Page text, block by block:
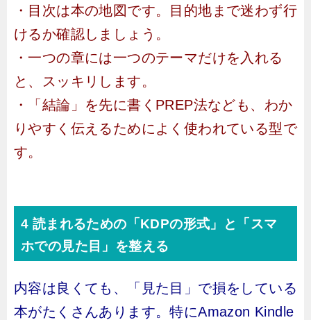
・目次は本の地図です。目的地まで迷わず行
けるか確認しましょう。
・一つの章には一つのテーマだけを入れる
と、スッキリします。
・「結論」を先に書くPREP法なども、わか
りやすく伝えるためによく使われている型で
す。
4 読まれるための「KDPの形式」と「スマ
ホでの見た目」を整える
内容は良くても、「見た目」で損をしている
本がたくさんあります。特にAmazon Kindle